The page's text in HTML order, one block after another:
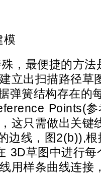
最便捷的方法
立出扫描路径草
弹簧结构存在的
Points(
这只需做出关键
边线，图2(b)),
3D草图中进行每
用样条曲线连接